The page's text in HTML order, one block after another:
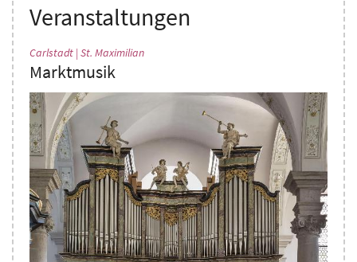
Veranstaltungen
Carlstadt | St. Maximilian:
Marktmusik